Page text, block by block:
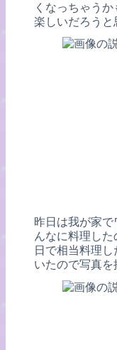
くなっちゃう
楽しいだろうと
昨日は我が家
んなに料理し
日で相当料理
いたので写真を